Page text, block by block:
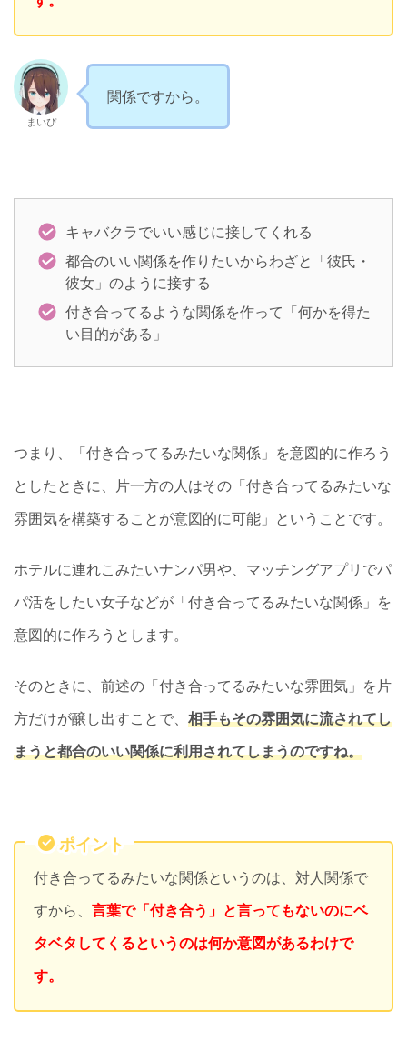
まいぴ
関係ですから。
キャバクラでいい感じに接してくれる
都合のいい関係を作りたいからわざと「彼氏・
彼女」のように接する
付き合ってるような関係を作って「何かを得た
い目的がある」
つまり、「付き合ってるみたいな関係」を意図的に作ろう
としたときに、片一方の人はその「付き合ってるみたいな
雰囲気を構築することが意図的に可能」ということです。
ホテルに連れこみたいナンパ男や、マッチングアプリでパ
パ活をしたい女子などが「付き合ってるみたいな関係」を
意図的に作ろうとします。
そのときに、前述の「付き合ってるみたいな雰囲気」を片
方だけが醸し出すことで、 相手もその雰囲気に流されてし
まうと都合のいい関係に利用されてしまうのですね。
ポイント
付き合ってるみたいな関係というのは、対人関係で
すから、 言葉で「付き合う」と言ってもないのにベ
タベタしてくるというのは何か意図があるわけで
す。